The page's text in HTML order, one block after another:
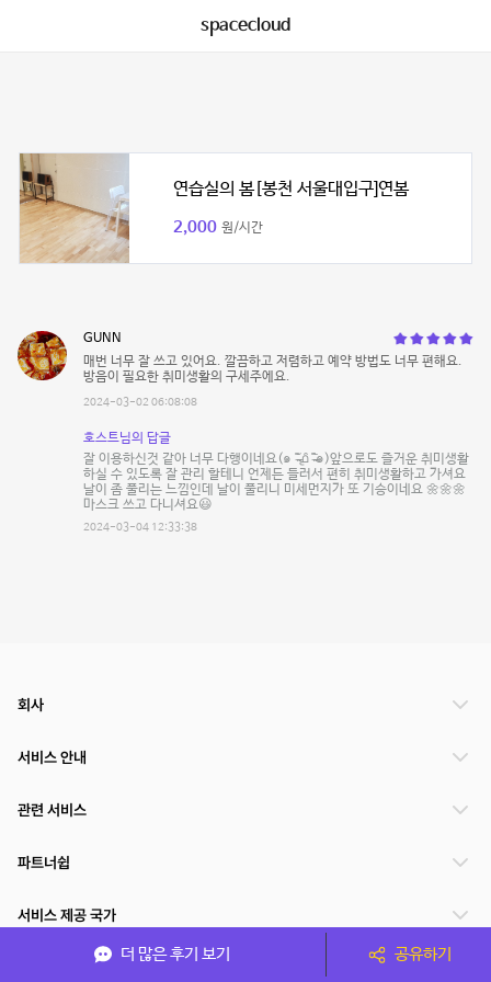
spacecloud
연습실의 봄[봉천 서울대입구]연봄
2,000 원/시간
GUNN
매번 너무 잘 쓰고 있어요. 깔끔하고 저렴하고 예약 방법도 너무 편해요.
방음이 필요한 취미생활의 구세주에요.
2024-03-02 06:08:08
호스트님의 답글
잘 이용하신것 같아 너무 다행이네요(๑ ˭̴̵̶᷄൧̑ ˭̴̵̶᷅๑)앞으로도 즐거운 취미생활
하실 수 있도록 잘 관리 할테니 언제든 들러서 편히 취미생활하고 가셔요
날이 좀 풀리는 느낌인데 날이 풀리니 미세먼지가 또 기승이네요 🌼🌼🌼
마스크 쓰고 다니셔요😃
2024-03-04 12:33:38
더 많은 후기 보기 공유하기
회사
서비스 안내
관련 서비스
파트너쉽
서비스 제공 국가